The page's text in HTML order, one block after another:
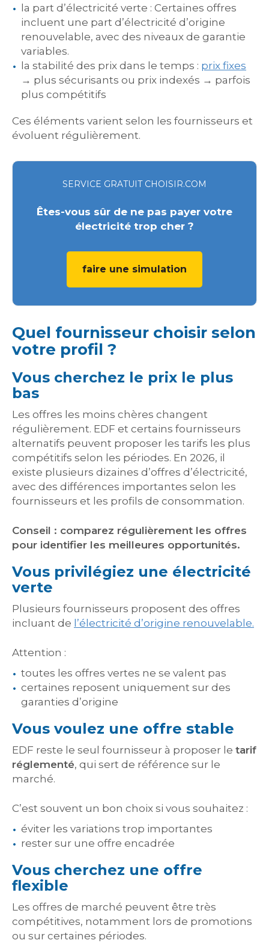
la part d’électricité verte : Certaines offres
incluent une part d’électricité d’origine
renouvelable, avec des niveaux de garantie
variables.
la stabilité des prix dans le temps : prix fixes
→ plus sécurisants ou prix indexés → parfois
plus compétitifs
Ces éléments varient selon les fournisseurs et
évoluent régulièrement.
SERVICE GRATUIT CHOISIR.COM
Êtes-vous sûr de ne pas payer votre
électricité trop cher ?
faire une simulation
Quel fournisseur choisir selon
votre profil ?
Vous cherchez le prix le plus
bas
Les offres les moins chères changent
régulièrement. EDF et certains fournisseurs
alternatifs peuvent proposer les tarifs les plus
compétitifs selon les périodes. En 2026, il
existe plusieurs dizaines d’offres d’électricité,
avec des différences importantes selon les
fournisseurs et les profils de consommation.
Conseil : comparez régulièrement les offres
pour identifier les meilleures opportunités.
Vous privilégiez une électricité
verte
Plusieurs fournisseurs proposent des offres
incluant de l’électricité d’origine renouvelable.
Attention :
toutes les offres vertes ne se valent pas
certaines reposent uniquement sur des
garanties d’origine
Vous voulez une offre stable
EDF reste le seul fournisseur à proposer le tarif
réglementé, qui sert de référence sur le
marché.
C’est souvent un bon choix si vous souhaitez :
éviter les variations trop importantes
rester sur une offre encadrée
Vous cherchez une offre
flexible
Les offres de marché peuvent être très
compétitives, notamment lors de promotions
ou sur certaines périodes.